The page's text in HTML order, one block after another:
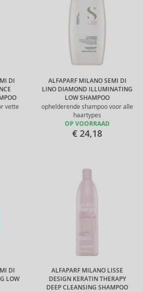
DI
vette
ALFAPARF MILANO SEMI DI
LINO DIAMOND ILLUMINATING
LOW SHAMPOO
ophelderende shampoo voor alle
haartypes
OP VOORRAAD
€ 24,18
DI
LOW
ALFAPARF MILANO LISSE
DESIGN KERATIN THERAPY
DEEP CLEANSING SHAMPOO